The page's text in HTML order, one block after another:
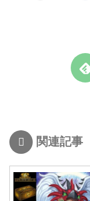
関連記事